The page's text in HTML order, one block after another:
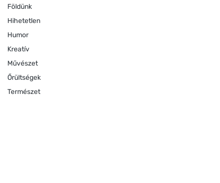
Földünk
Hihetetlen
Humor
Kreatív
Művészet
Őrültségek
Természet